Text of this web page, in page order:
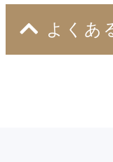
よくあ